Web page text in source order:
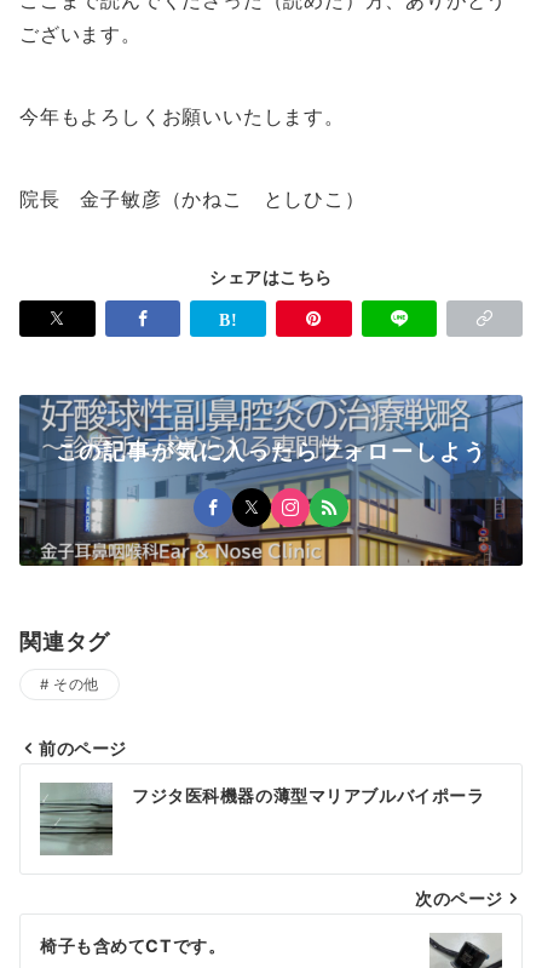
ございます。
今年もよろしくお願いいたします。
院長 金子敏彦（かねこ としひこ）
シェアはこちら
この記事が気に入ったらフォローしよう
関連タグ
その他
投
稿
ナ
ビ
ゲ
前のページ
フジタ医科機器の薄型マリアブルバイポーラ
次のページ
椅子も含めてCTです。